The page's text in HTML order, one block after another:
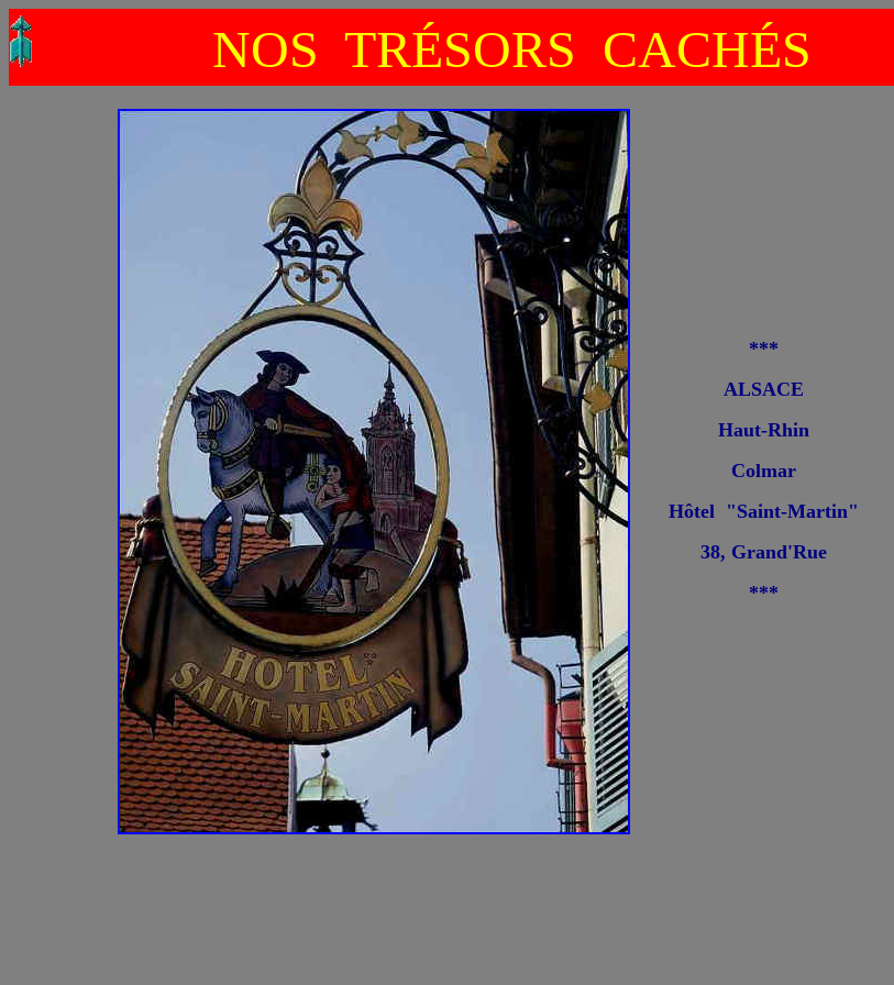
NOS TRÉSORS CACHÉS
***
ALSACE
Haut-Rhin
Colmar
Hôtel "Saint-Martin"
38, Grand'Rue
***